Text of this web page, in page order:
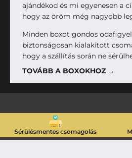
ajándékod és mi egyenesen a
hogy az öröm még nagyobb
Minden boxot gondos
biztonságosan kialakított
hogy a szállítás során ne
TOVÁBB A BOXOKHOZ →
Sérülésmentes csomagolás